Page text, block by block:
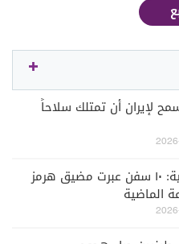
لإيران أن تمتلك سلاحاً
بيانات ملاحية: ١٠ سفن عبرت مضيق هرمز